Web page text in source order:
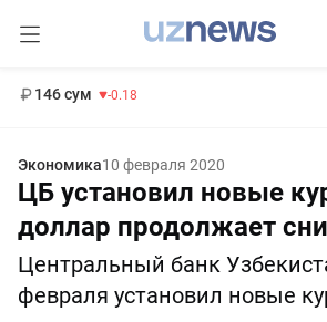
146 сум -0.18
Экономика10 февраля 2020
ЦБ установил новые
доллар продолжает
Центральный банк
февраля установил новые